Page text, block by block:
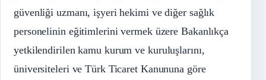
güvenliği uzmanı, işyeri hekimi ve diğer sağlık
personelinin eğitimlerini vermek üzere Bakanlıkça
yetkilendirilen kamu kurum ve kuruluşlarını,
üniversiteleri ve Türk Ticaret Kanununa göre